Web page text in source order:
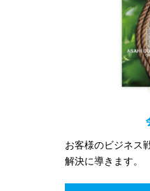
お客様のビジネス
解決に導きます。